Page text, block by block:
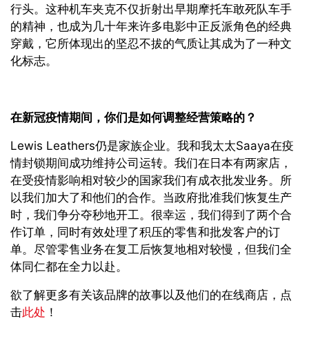
行头。这种机车夹克不仅折射出早期摩托车敢死队车手
的精神，也成为几十年来许多电影中正反派角色的经典
穿戴，它所体现出的坚忍不拔的气质让其成为了一种文
化标志。
在新冠疫情期间，你们是如何调整经营策略的？
Lewis Leathers仍是家族企业。我和我太太Saaya在疫
情封锁期间成功维持公司运转。我们在日本有两家店，
在受疫情影响相对较少的国家我们有成衣批发业务。所
以我们加大了和他们的合作。当政府批准我们恢复生产
时，我们争分夺秒地开工。很幸运，我们得到了两个合
作订单，同时有效处理了积压的零售和批发客户的订
单。尽管零售业务在复工后恢复地相对较慢，但我们全
体同仁都在全力以赴。
欲了解更多有关该品牌的故事以及他们的在线商店，点
击此处 ！